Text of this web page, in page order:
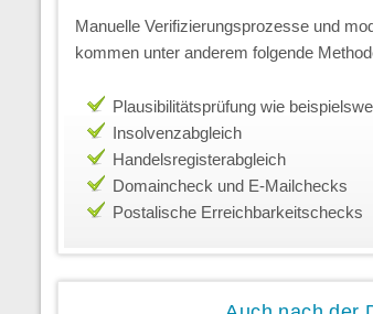
Manuelle Verifizierungsprozesse und
kommen unter anderem folgende
Plausibilitätsprüfung wie
Insolvenzabgleich
Handelsregisterabgleich
Domaincheck und E-Mailchecks
Postalische Erreichbarkeitschecks